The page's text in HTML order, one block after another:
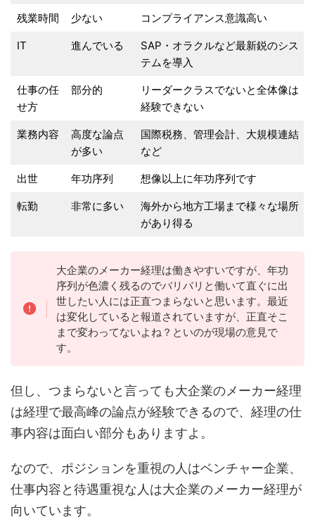
残業時間 少ない コンプライアンス意識高い
IT 進んでいる
SAP・オラクルなど最新鋭のシス
テムを導入
仕事の任
せ方
部分的
リーダークラスでないと全体像は
経験できない
業務内容
高度な論点
が多い
国際税務、管理会計、大規模連結
など
出世 年功序列 想像以上に年功序列です
転勤 非常に多い
海外から地方工場まで様々な場所
があり得る
大企業のメーカー経理は働きやすいですが、年功
序列が色濃く残るのでバリバリと働いて直ぐに出
世したい人には正直つまらないと思います。最近
は変化していると報道されていますが、正直そこ
まで変わってないよね？といのが現場の意見で
す。
但し、つまらないと言っても大企業のメーカー経理
は経理で最高峰の論点が経験できるので、経理の仕
事内容は面白い部分もありますよ。
なので、ポジションを重視の人はベンチャー企業、
仕事内容と待遇重視な人は大企業のメーカー経理が
向いています。